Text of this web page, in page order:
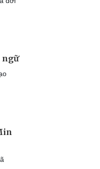
ngữ